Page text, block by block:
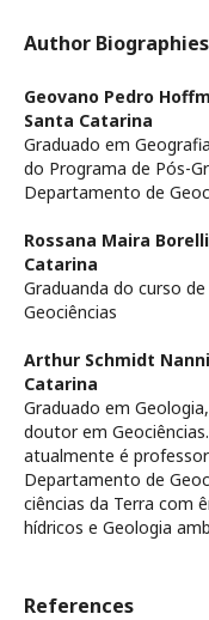
Author Biographies
Geovano Pedro
Santa Catarina
Graduado em
do Programa de Pós-
Departamento de
Rossana Maira
Catarina
Graduanda do curso
Geociências
Arthur Schmidt
Catarina
Graduado em
doutor em
atualmente é
Departamento de
ciências da Terra com
hídricos e Geologia
References